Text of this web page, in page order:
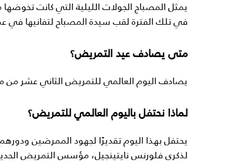
يمثل المصباح الجولات الليلية التي كانت
في تلك الفترة لقب سيدة المصباح لتفانيها في
متى يصادف عيد التمريض؟
يصادف اليوم العالمي للتمريض الثاني عشر من مايو من كل عام. ولعام
لماذا نحتفل باليوم العالمي للتمريض؟
يحتفل بهذا اليوم تقديرًا لجهود الممرضين
لذكرى فلورنس نايتينجيل، مؤسس التمريض